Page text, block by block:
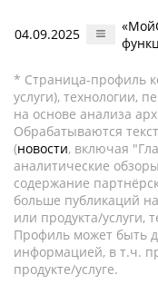
04.09.2025
* Страница-профиль
услуги), технологии,
на основе анализа
Обрабатываются
(новости, включая
аналитические
содержание
больше публикаций
или продукта/
Профиль может быть
информацией, в т.ч.
продукте/услуге.